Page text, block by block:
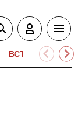
ВСТУПНА